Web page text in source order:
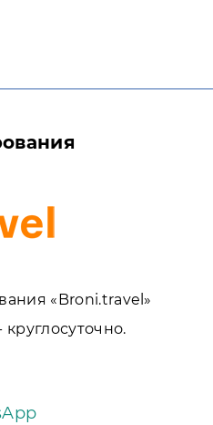
«Broni.travel»